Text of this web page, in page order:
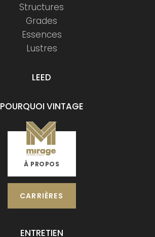
Structures
Grades
Essences
Lustres
LEED
POURQUOI VINTAGE
À PROPOS
CARRIÈRES
ENTRETIEN